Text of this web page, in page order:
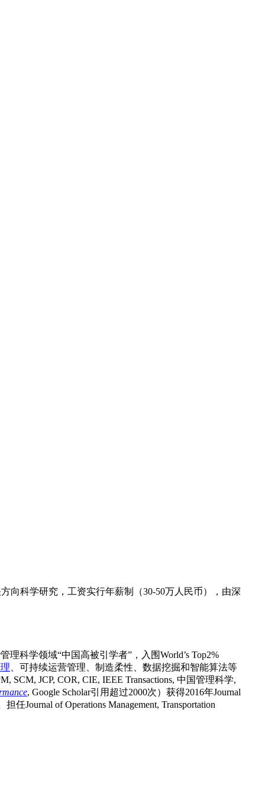
向科学研究，工资实行年薪制（30-50万人民币），由深
科学领域“中国高被引学者”，入围World’s Top2%
、可持续运营管理、制造柔性、数据挖掘和智能算法等
JCP, COR, CIE, IEEE Transactions, 中国管理科学,
, Google Scholar引用超过2000次）获得2016年Journal
Journal of Operations Management, Transportation